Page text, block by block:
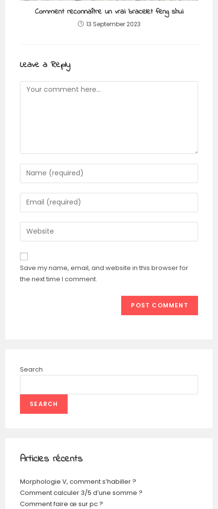
Comment reconnaître un vrai bracelet feng shui
13 September 2023
Leave a Reply
Save my name, email, and website in this browser for
the next time I comment.
Search
SEARCH
Articles récents
Morphologie V, comment s’habiller ?
Comment calculer 3/5 d’une somme ?
Comment faire œ sur pc ?